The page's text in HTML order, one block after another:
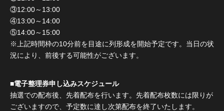
③12:00～13:00
④13:00～14:00
⑤14:00～15:00
※上記時間枠の10分前を目途に列形成を開始予定です。当日の状
況により、前後する可能性がございます。
■電子整理券申し込みスケジュール
抽選での配布後、先着配布を行います。先着配布枚数には限りが
ございますので、予定数に達し次第配布を終了いたします。